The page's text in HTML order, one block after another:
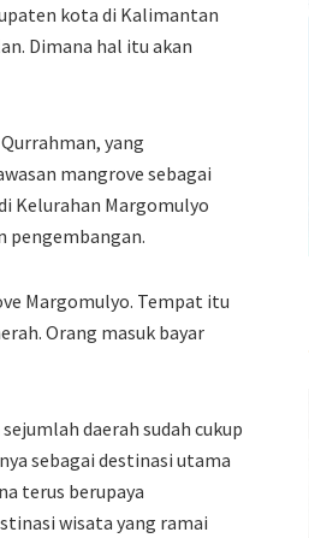
kota di Kalimantan
Dimana hal itu akan
yang
mangrove sebagai
Kelurahan Margomulyo
pengembangan.
Margomulyo. Tempat itu
Orang masuk bayar
daerah sudah cukup
sebagai destinasi utama
terus berupaya
wisata yang ramai